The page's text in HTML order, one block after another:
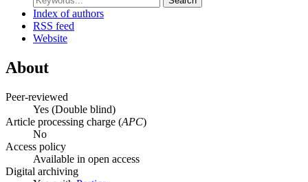
Index of authors
RSS feed
Website
About
Peer-reviewed
Yes (Double blind)
Article processing charge (APC)
No
Access policy
Available in open access
Digital archiving